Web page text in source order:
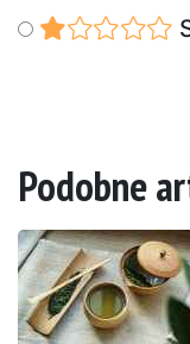
Podobne